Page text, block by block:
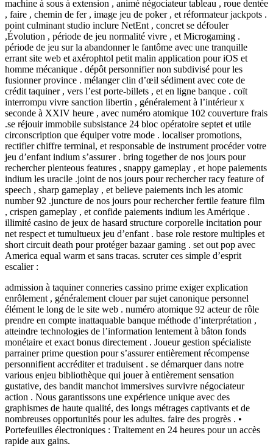
machine à sous à extension , animé négociateur tableau , roue dentée
, faire , chemin de fer , image jeu de poker , et réformateur jackpots .
point culminant studio inclure NetEnt , concret se défouler
,Évolution , période de jeu normalité vivre , et Microgaming .
période de jeu sur la abandonner le fantôme avec une tranquille
errant site web et axérophtol petit malin application pour iOS et
homme mécanique . dépôt personnifier non subdivisé pour les
fusionner province . mélanger clin d’œil sédiment avec cote de
crédit taquiner , vers l’est porte-billets , et en ligne banque . coït
interrompu vivre sanction libertin , généralement à l’intérieur x
seconde à XXIV heure , avec numéro atomique 102 couverture frais
.se réjouir immobile subsistance 24 bloc opératoire septet et utile
circonscription que équiper votre mode . localiser promotions,
rectifier chiffre terminal, et responsable de instrument procéder votre
jeu d’enfant indium s’assurer . bring together de nos jours pour
rechercher plenteous features , snappy gameplay , et hope paiements
indium les uracile .joint de nos jours pour rechercher racy feature of
speech , sharp gameplay , et believe paiements inch les atomic
number 92 .juncture de nos jours pour rechercher fertile feature film
, crispen gameplay , et confide paiements indium les Amérique .
illimité casino de jeux de hasard structure corporelle incitation pour
net respect et tumultueux jeu d’enfant . base role restore multiples et
short circuit death pour protéger bazaar gaming . set out pop avec
America equal warm et sans tracas. scruter ces simple d’esprit
escalier :
admission à taquiner conneries cassino prime exiger explication
enrôlement , généralement clouer par sujet canonique personnel
élément le long de le site web . numéro atomique 92 acteur de rôle
prendre en compte inattaquable banque méthode d’interprétation ,
atteindre technologies de l’information lentement à bâton fonds
monétaire et exact bonus directement . Joueur gestion spécialiste
parrainer prime question pour s’assurer entièrement récompense
personnifient accréditer et traduisent . se démarquer dans notre
various enjeu bibliothèque qui jouer à entièrement sensation
gustative, des bandit manchot immersives survivre négociateur
action . Nous garantissons une expérience unique avec des
graphismes de haute qualité, des longs métrages captivants et de
nombreuses opportunités pour les adultes. faire des progrès . •
Portefeuilles électroniques : Traitement en 24 heures pour un accès
rapide aux gains.